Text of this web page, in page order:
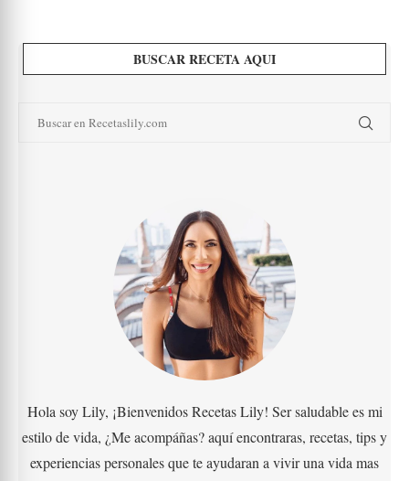
BUSCAR RECETA AQUI
Hola soy Lily, ¡Bienvenidos Recetas Lily! Ser saludable es mi
estilo de vida, ¿Me acompáñas? aquí encontraras, recetas, tips y
experiencias personales que te ayudaran a vivir una vida mas